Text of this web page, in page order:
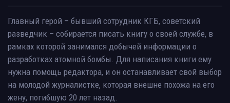
Главный герой – бывший сотрудник КГБ, советский
разведчик – собирается писать книгу о своей службе, в
рамках которой занимался добычей информации о
разработках атомной бомбы. Для написания книги ему
нужна помощь редактора, и он останавливает свой выбор
на молодой журналистке, которая внешне похожа на его
жену, погибшую 20 лет назад.